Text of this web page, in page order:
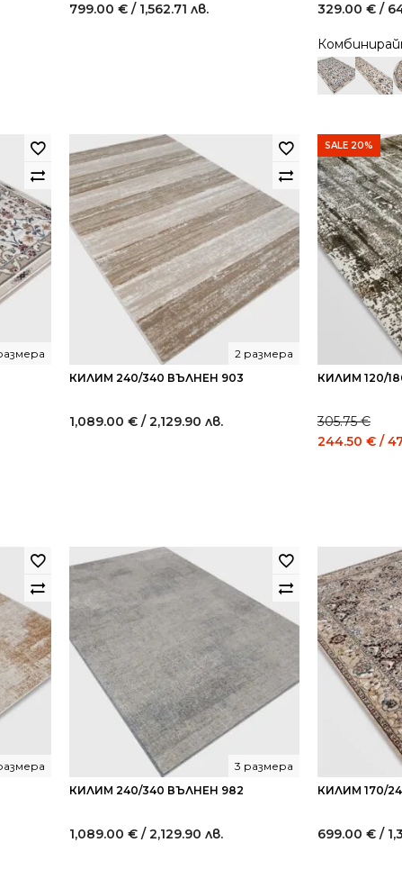
799.00 € / 1,562.71 лв. 329.00 € /
КИЛИМ 240/340 ВЪЛНЕН 903
2 размера
1,089.00 € / 2,129.90 лв.
SALE 20%
КИЛИМ 120/
305.75€
Original
244.50 € /
КИЛИМ 240/340 ВЪЛНЕН 982
3 размера
1,089.00 € / 2,129.90 лв.
КИЛИМ 170/
699.00 € /